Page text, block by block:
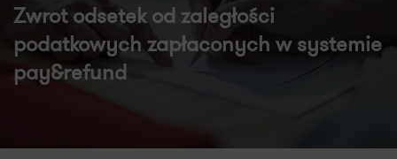
Zwrot odsetek od zaległości
podatkowych zapłaconych w systemie
pay&refund